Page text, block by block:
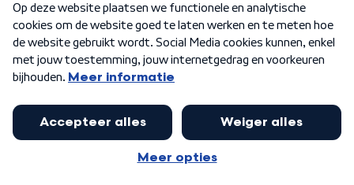
Algemene voorwaarden Privacybeleid